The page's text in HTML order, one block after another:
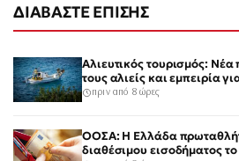
ΔΙΑΒΑΣΤΕ ΕΠΙΣΗΣ
Αλιευτικός τουρισμός:
τους αλιείς και εμπειρία
πριν από 8 ώρες
ΟΟΣΑ: Η Ελλάδα
διαθέσιμου εισοδήματος